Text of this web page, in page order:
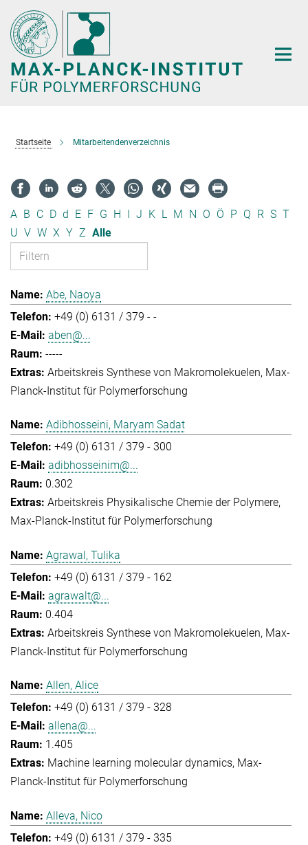
Hauptinhalt
Startseite Mitarbeitendenverzeichnis
A B C D d E F G H I J K L M N O Ö P Q R S T
U V W X Y Z Alle
Abe, Naoya
+49 (0) 6131 / 379 - -
aben@...
-----
Arbeitskreis Synthese von Makromolekuelen Max-
Planck-Institut für Polymerforschung
Adibhosseini, Maryam Sadat
+49 (0) 6131 / 379 - 300
adibhosseinim@...
0.302
Arbeitskreis Physikalische Chemie der Polymere
Max-Planck-Institut für Polymerforschung
Agrawal, Tulika
+49 (0) 6131 / 379 - 162
agrawalt@...
0.404
Arbeitskreis Synthese von Makromolekuelen Max-
Planck-Institut für Polymerforschung
Allen, Alice
+49 (0) 6131 / 379 - 328
allena@...
1.405
Machine learning molecular dynamics Max-
Planck-Institut für Polymerforschung
Alleva, Nico
+49 (0) 6131 / 379 - 335